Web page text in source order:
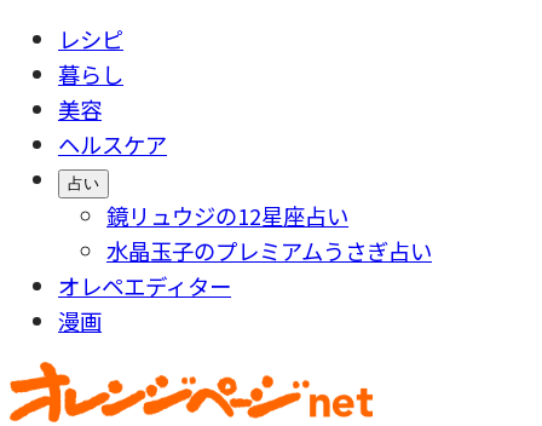
レシピ
暮らし
美容
ヘルスケア
占い
鏡リュウジの12星座占い
水晶玉子のプレミアムうさぎ占い
オレペエディター
漫画